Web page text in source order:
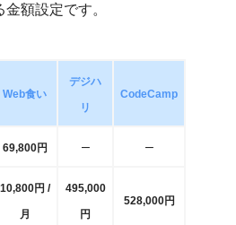
額設定です。
Web食い
デジハ
リ
CodeCamp
69,800円 – –
10,800円 /
月
495,000
円
528,000円